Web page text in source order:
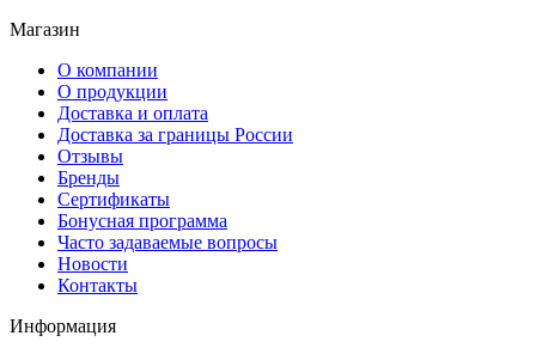
Магазин
О компании
О продукции
Доставка и оплата
Доставка за границы России
Отзывы
Бренды
Сертификаты
Бонусная программа
Часто задаваемые вопросы
Новости
Контакты
Информация